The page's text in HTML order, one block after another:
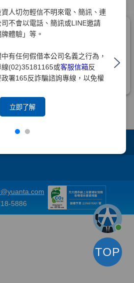
人切勿輕信不明來電、簡訊、連
不會以電話、簡訊或LINE邀請
體驗」等。
有任何假借本公司名義之行為，
(02)35181165或客服信箱反
署165反詐騙諮詢專線，以免權
立即了解
5886
TOP